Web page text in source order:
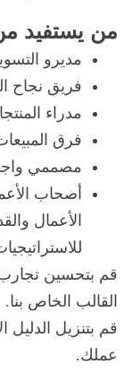
من يستفيد‌‌
‌مديرو
فريق نجاح
مدراء
فرق
مصممي
أصحاب
الأعمال
قم بتحسين
القالب الخاص بنا.
قم بتنزيل الدليل
عملك.